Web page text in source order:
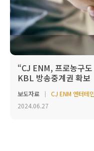
“CJ ENM, 프로농구
KBL 방송중계권 확보
보도자료
CJ ENM 엔터테
2024.06.27